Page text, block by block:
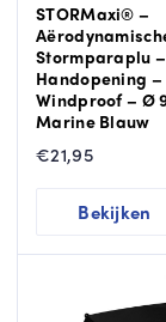
STORMaxi® –
Stormparaplu –
Handopening –
Windproof – Ø
Marine Blauw
€21,95
Bekijken